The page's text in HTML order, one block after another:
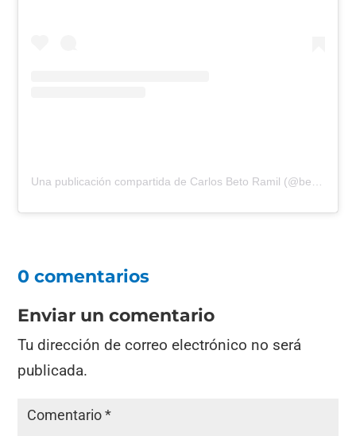
0 comentarios
Enviar un comentario
Tu dirección de correo electrónico no será
publicada.